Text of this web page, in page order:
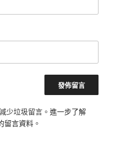
少垃圾留言。 進一步了解
留言資料 。